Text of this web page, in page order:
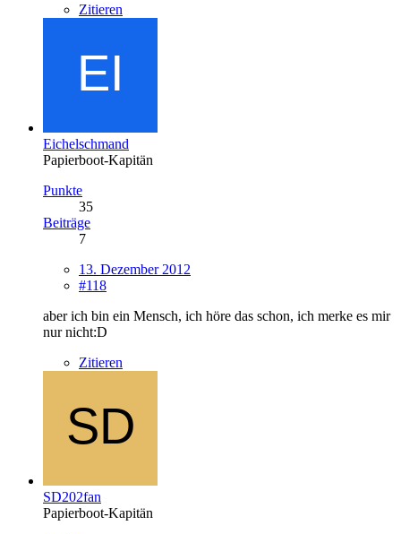
Zitieren
Eichelschmand
Papierboot-Kapitän
Punkte
35
Beiträge
7
13. Dezember 2012
#118
aber ich bin ein Mensch, ich höre das schon, ich merke es mir
nur nicht:D
Zitieren
SD202fan
Papierboot-Kapitän